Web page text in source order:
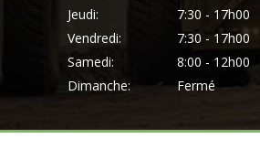
Jeudi:
7:30 - 17h00
Vendredi:
7:30 - 17h00
Samedi:
8:00 - 12h00
Dimanche:
Fermé